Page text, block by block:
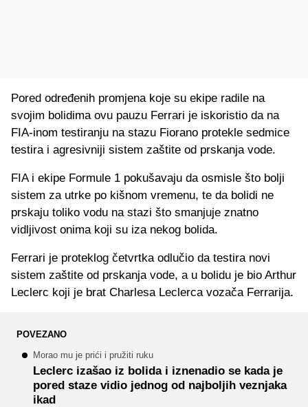
Pored određenih promjena koje su ekipe radile na
svojim bolidima ovu pauzu Ferrari je iskoristio da na
FIA-inom testiranju na stazu Fiorano protekle sedmice
testira i agresivniji sistem zaštite od prskanja vode.
FIA i ekipe Formule 1 pokušavaju da osmisle što bolji
sistem za utrke po kišnom vremenu, te da bolidi ne
prskaju toliko vodu na stazi što smanjuje znatno
vidljivost onima koji su iza nekog bolida.
Ferrari je proteklog četvrtka odlučio da testira novi
sistem zaštite od prskanja vode, a u bolidu je bio Arthur
Leclerc koji je brat Charlesa Leclerca vozača Ferrarija.
POVEZANO
Morao mu je prići i pružiti ruku
Leclerc izašao iz bolida i iznenadio se kada je
pored staze vidio jednog od najboljih veznjaka
ikad